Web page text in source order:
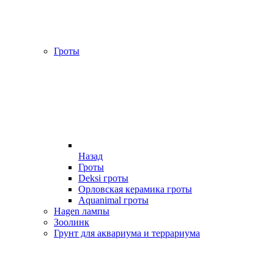
Гроты
Назад
Гроты
Deksi гроты
Орловская керамика гроты
Aquanimal гроты
Hagen лампы
Зоолинк
Грунт для аквариума и террариума